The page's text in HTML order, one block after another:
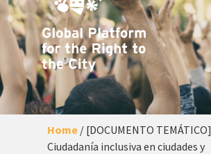
Home/ [DOCUMENTO TEMÁTICO]
Ciudadanía inclusiva en ciudades y